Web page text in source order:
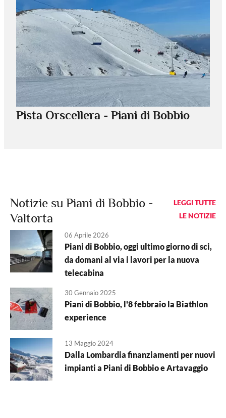
Pista Orscellera - Piani di Bobbio
Notizie su Piani di Bobbio -
Valtorta
LEGGI TUTTE
LE NOTIZIE
06 Aprile 2026
Piani di Bobbio, oggi ultimo giorno di sci,
da domani al via i lavori per la nuova
telecabina
30 Gennaio 2025
Piani di Bobbio, l'8 febbraio la Biathlon
experience
13 Maggio 2024
Dalla Lombardia finanziamenti per nuovi
impianti a Piani di Bobbio e Artavaggio